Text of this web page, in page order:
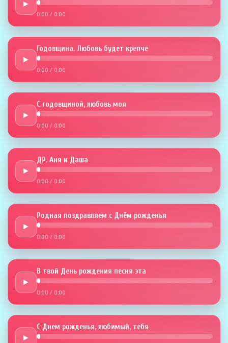
►
0:00 / 0:00
►
Годовщина. Любовь будет крепче
0:00 / 0:00
►
С годовщиной, любовь моя
0:00 / 0:00
►
ДР. Аня и Даша
0:00 / 0:00
►
Родная поздравляем с Днём рожденья
0:00 / 0:00
►
В твой День рождения песня эта
0:00 / 0:00
►
С Днем рожденья, любимый, тебя